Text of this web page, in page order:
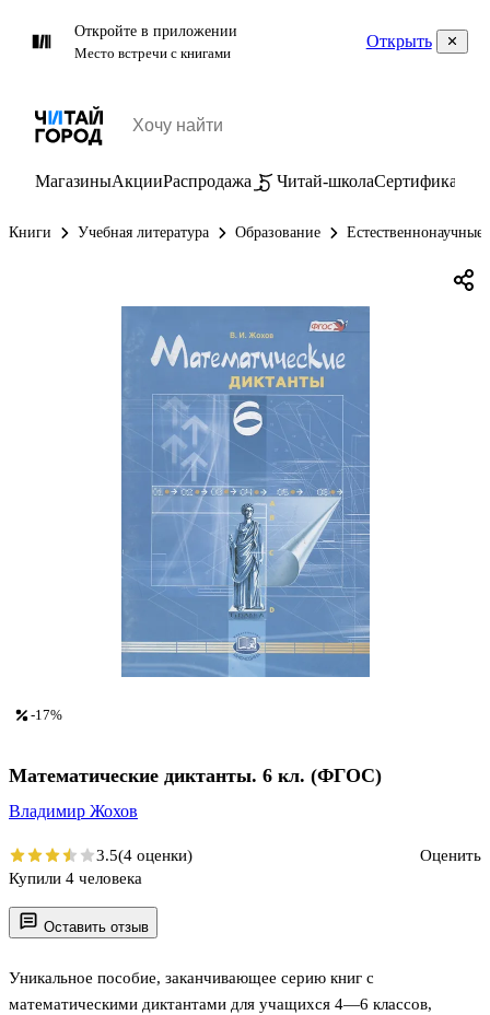
Откройте в приложении
Место встречи с книгами
Открыть
МагазиныАкцииРаспродажа Читай-школаСертификаты
Книги Учебная литература Образование Естественнонаучные
Оставить отзыв
Уникальное пособие, заканчивающее серию книг с
математическими диктантами для учащихся 4—6 классов,
-17%
Математические диктанты. 6 кл. (ФГОС)
Владимир Жохов
3.5(4 оценки)
Оценить
Купили 4 человека